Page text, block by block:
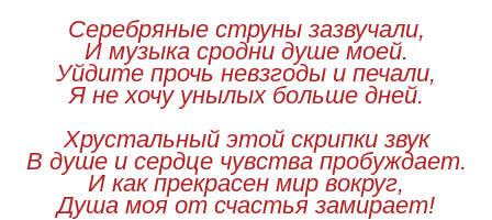
Серебряные струны зазвучали,
И музыка сродни душе моей.
Уйдите прочь невзгоды и печали,
Я не хочу унылых больше дней.
Хрустальный этой скрипки звук
В душе и сердце чувства пробуждает.
И как прекрасен мир вокруг,
Душа моя от счастья замирает!